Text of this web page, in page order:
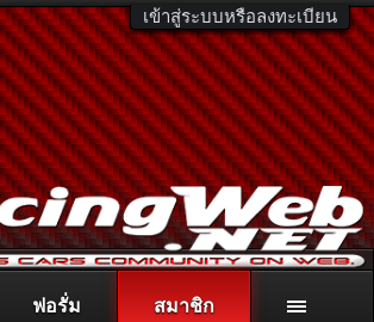
เข้าสู่ระบบหรือลงทะเบียน
racingweb@gmail.comหรือโทร. 081-811-1138
ฟอรั่ม สมาชิก